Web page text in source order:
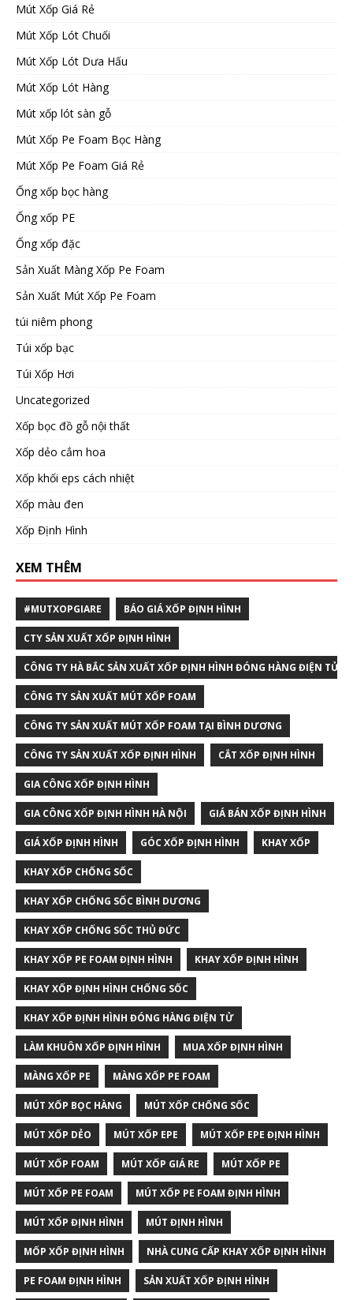
Mút Xốp Giá Rẻ
Mút Xốp Lót Chuối
Mút Xốp Lót Dưa Hấu
Mút Xốp Lót Hàng
Mút xốp lót sàn gỗ
Mút Xốp Pe Foam Bọc Hàng
Mút Xốp Pe Foam Giá Rẻ
Ống xốp bọc hàng
Ống xốp PE
Ống xốp đặc
Sản Xuất Màng Xốp Pe Foam
Sản Xuất Mút Xốp Pe Foam
túi niêm phong
Túi xốp bạc
Túi Xốp Hơi
Uncategorized
Xốp bọc đồ gỗ nội thất
Xốp dẻo cắm hoa
Xốp khối eps cách nhiệt
Xốp màu đen
Xốp Định Hình
XEM THÊM
#MUTXOPGIARE BÁO GIÁ XỐP ĐỊNH HÌNH
CTY SẢN XUẤT XỐP ĐỊNH HÌNH
CÔNG TY HÀ BẮC SẢN XUẤT XỐP ĐỊNH HÌNH ĐÓNG HÀNG ĐIỆN TỬ
CÔNG TY SẢN XUẤT MÚT XỐP FOAM
CÔNG TY SẢN XUẤT MÚT XỐP FOAM TẠI BÌNH DƯƠNG
CÔNG TY SẢN XUẤT XỐP ĐỊNH HÌNH CẮT XỐP ĐỊNH HÌNH
GIA CÔNG XỐP ĐỊNH HÌNH
GIA CÔNG XỐP ĐỊNH HÌNH HÀ NỘI GIÁ BÁN XỐP ĐỊNH HÌNH
GIÁ XỐP ĐỊNH HÌNH GÓC XỐP ĐỊNH HÌNH KHAY XỐP
KHAY XỐP CHỐNG SỐC
KHAY XỐP CHỐNG SỐC BÌNH DƯƠNG
KHAY XỐP CHỐNG SỐC THỦ ĐỨC
KHAY XỐP PE FOAM ĐỊNH HÌNH KHAY XỐP ĐỊNH HÌNH
KHAY XỐP ĐỊNH HÌNH CHỐNG SỐC
KHAY XỐP ĐỊNH HÌNH ĐÓNG HÀNG ĐIỆN TỬ
LÀM KHUÔN XỐP ĐỊNH HÌNH MUA XỐP ĐỊNH HÌNH
MÀNG XỐP PE MÀNG XỐP PE FOAM
MÚT XỐP BỌC HÀNG MÚT XỐP CHỐNG SỐC
MÚT XỐP DẺO MÚT XỐP EPE MÚT XỐP EPE ĐỊNH HÌNH
MÚT XỐP FOAM MÚT XỐP GIÁ RE MÚT XỐP PE
MÚT XỐP PE FOAM MÚT XỐP PE FOAM ĐỊNH HÌNH
MÚT XỐP ĐỊNH HÌNH MÚT ĐỊNH HÌNH
MỐP XỐP ĐỊNH HÌNH NHÀ CUNG CẤP KHAY XỐP ĐỊNH HÌNH
PE FOAM ĐỊNH HÌNH SẢN XUẤT XỐP ĐỊNH HÌNH